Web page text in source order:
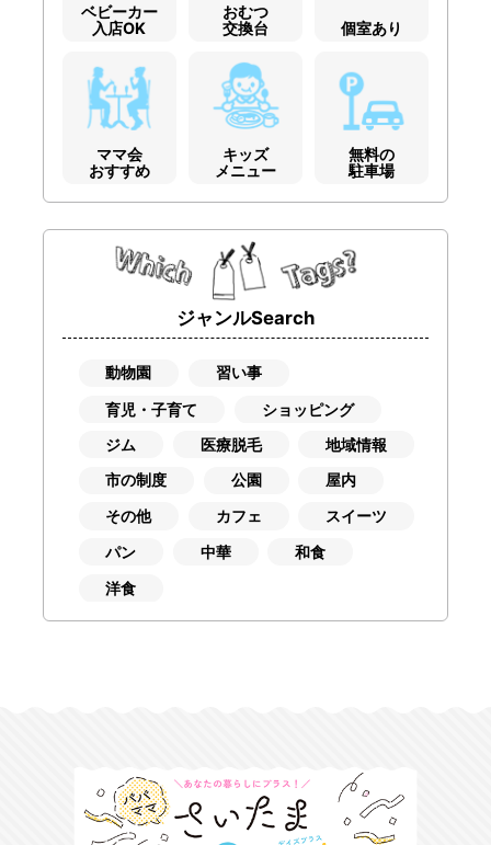
ベビーカー
入店OK
おむつ
交換台
個室あり
ママ会
おすすめ
キッズ
メニュー
無料の
駐車場
ジャンルSearch
動物園 習い事
育児・子育て ショッピング
ジム 医療脱毛 地域情報
市の制度 公園 屋内
その他 カフェ スイーツ
パン 中華 和食
洋食